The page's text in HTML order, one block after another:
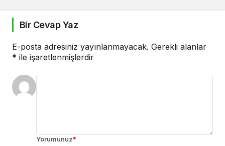
Bir Cevap Yaz
E-posta adresiniz yayınlanmayacak. Gerekli alanlar
* ile işaretlenmişlerdir
Yorumunuz*